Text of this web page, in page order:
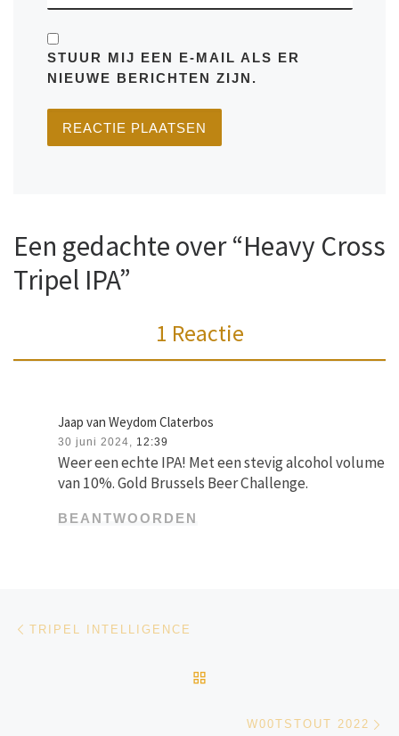
STUUR MIJ EEN E-MAIL ALS ER
NIEUWE BERICHTEN ZIJN.
Een gedachte over “Heavy Cross
Tripel IPA”
1 Reactie
Jaap van Weydom Claterbos
30 juni 2024, 12:39
Weer een echte IPA! Met een stevig alcohol volume
van 10%. Gold Brussels Beer Challenge.
BEANTWOORDEN
Bericht navigatie
TRIPEL INTELLIGENCE
W00TSTOUT 2022